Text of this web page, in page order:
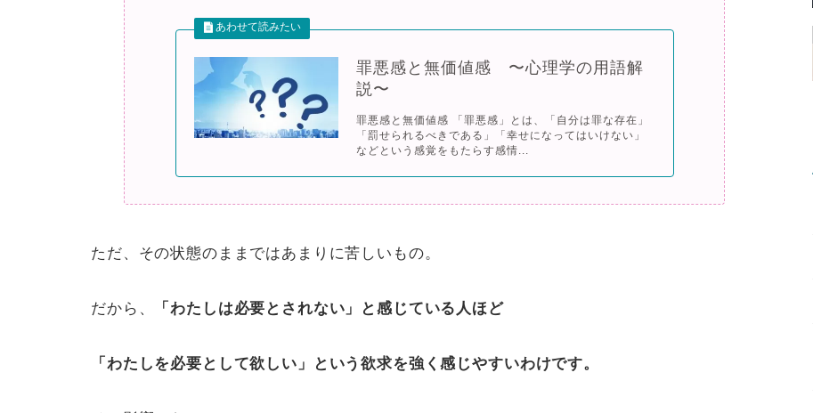
罪悪感と無価値感 〜心理学の用語解
説〜
罪悪感と無価値感 「罪悪感」とは、「自分は罪な存在」
「罰せられるべきである」「幸せになってはいけない」
などという感覚をもたらす感情...
ただ、その状態のままではあまりに苦しいもの。
だから、 「わたしは必要とされない」と感じている人ほど
「わたしを必要として欲しい」という欲求を強く感じやすいわけです。